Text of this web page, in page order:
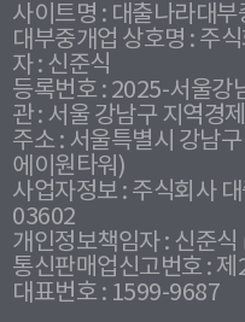
사이트명 : 대출나라대부
대부중개업 상호명 : 주
자 : 신준식
등록번호 : 2025-서울강
관 : 서울 강남구 지역경
주소 : 서울특별시 강남
에이원타워)
사업자정보 : 주식회사
03602
개인정보책임자 : 신준식
통신판매업신고번호 :
대표번호 : 1599-9687